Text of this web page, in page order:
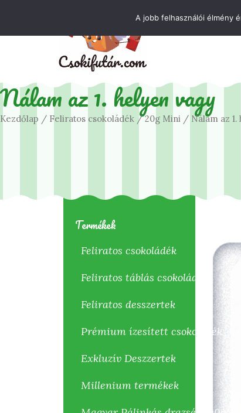
content
Nálam az 1. helyen vagy
Kezdőlap / Feliratos csokoládék /20g Mini / Nálam az 1.
Termékek
Feliratos csokoládék
Feliratos táblás csokoládék
Feliratos desszertek
Prémium ízesített csokoládék
Exkluzív Deszzertek
Millenium termékek
A jobb felhasználói élmény